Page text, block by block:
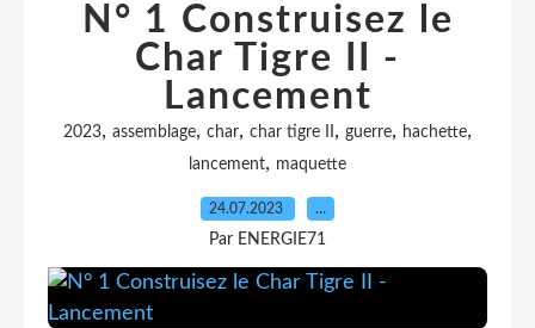
N° 1 Construisez le
Char Tigre II -
Lancement
2023, assemblage, char, char tigre II , guerre, hachette,
lancement, maquette
24.07.2023 …
Par ENERGIE71